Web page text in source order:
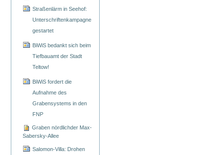
Straßenlärm in Seehof:
Unterschriftenkampagne
gestartet
BiWiS bedankt sich beim
Tiefbauamt der Stadt
Teltow!
BiWiS fordert die
Aufnahme des
Grabensystems in den
FNP
Graben nördlichder Max-
Sabersky-Allee
Salomon-Villa: Drohen